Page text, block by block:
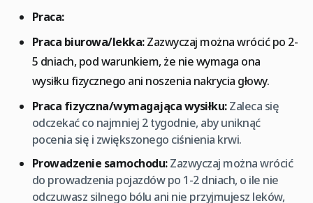
Praca:
Praca biurowa/lekka:Zazwyczaj można wrócić po 2-
5 dniach, pod warunkiem, że nie wymaga ona
wysiłku fizycznego ani noszenia nakrycia głowy.
Praca fizyczna/wymagająca wysiłku:Zaleca się
odczekać co najmniej 2 tygodnie, aby uniknąć
pocenia się i zwiększonego ciśnienia krwi.
Prowadzenie samochodu:Zazwyczaj można wrócić
do prowadzenia pojazdów po 1-2 dniach, o ile nie
odczuwasz silnego bólu ani nie przyjmujesz leków,